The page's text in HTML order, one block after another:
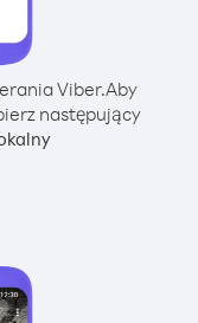
Viber.Aby
następujący